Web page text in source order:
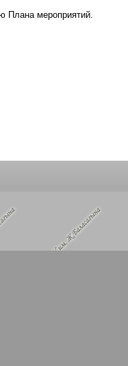
Плана мероприятий.